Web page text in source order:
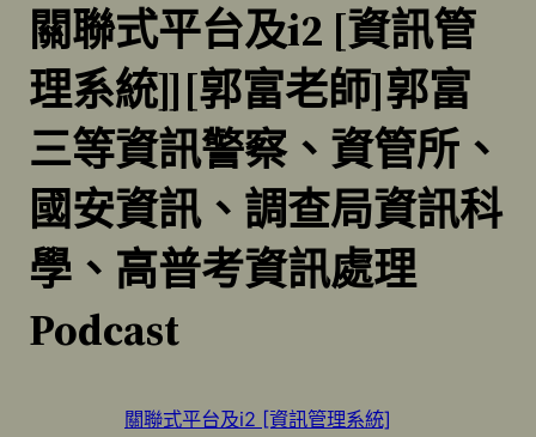
關聯式平台及i2 [資訊管
理系統]][郭富老師]郭富
三等資訊警察、資管所、
國安資訊、調查局資訊科
學、高普考資訊處理
Podcast
關聯式平台及i2 [資訊管理系統]